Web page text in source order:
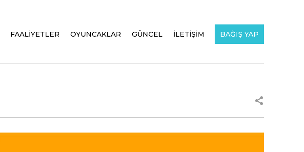
FAALİYETLER OYUNCAKLAR GÜNCEL İLETİŞİM BAĞIŞ YAP